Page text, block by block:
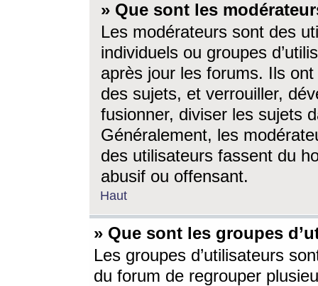
» Que sont les
Les modérateurs sont des
individuels ou groupes
après jour les forums. Ils ont
des sujets, et verrouiller,
fusionner, diviser les sujets
Généralement, les
des utilisateurs fassent du
abusif ou offensant.
Haut
» Que sont les groupes
Les groupes d’utilisateurs
du forum de regrouper